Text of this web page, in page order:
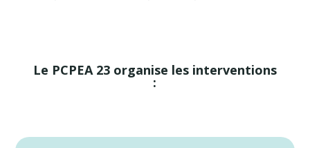
Le PCPEA 23 organise les interventions
: